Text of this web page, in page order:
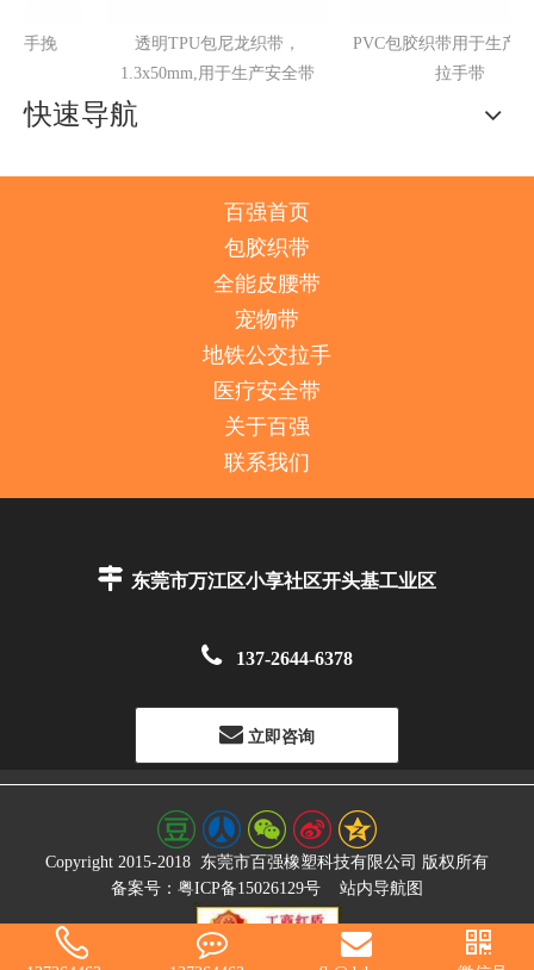
透明TPU包尼龙织带，
1.3x50mm,用于生产安全带
PVC包胶织带用于生产公交车
快速导航
百强首页
包胶织带
全能皮腰带
宠物带
地铁公交拉手
医疗安全带
关于百强
联系我们
 东莞市万江区小享社区开头基工业区
 137-2644-6378
立即咨询
Copyright 2015-2018 东莞市百强橡塑科技有限公司 版权所有
备案号：粤ICP备15026129号
站内导航图